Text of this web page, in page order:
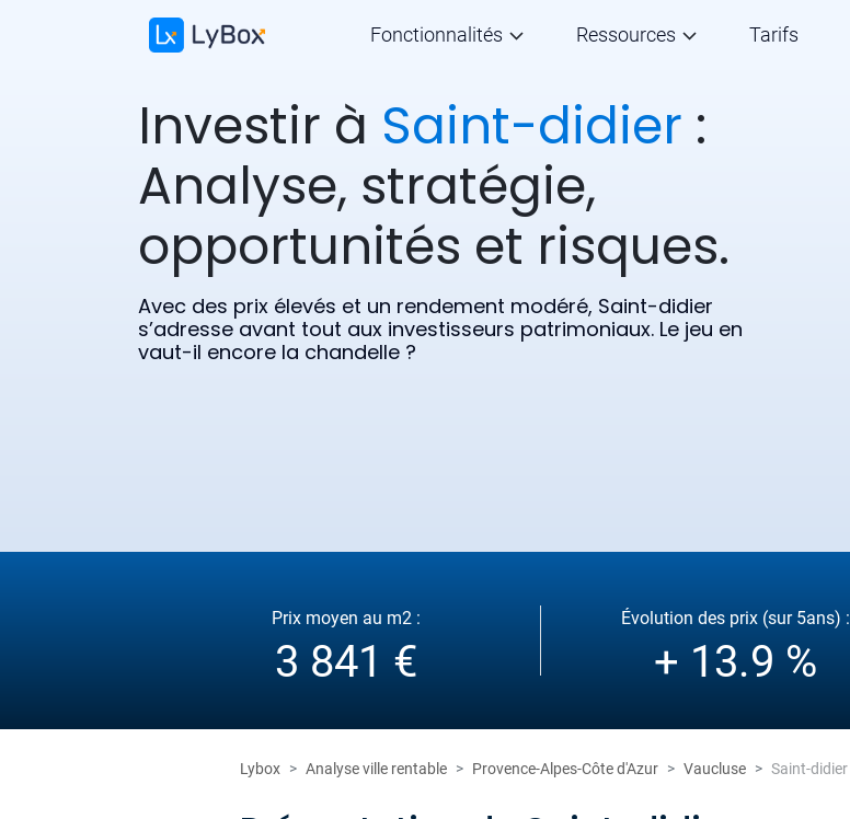
Fonctionnalités Ressources Tarifs
Investir à Saint-didier :
Analyse, stratégie,
opportunités et risques.
Avec des prix élevés et un rendement modéré, Saint-didier
s’adresse avant tout aux investisseurs patrimoniaux. Le jeu en
vaut-il encore la chandelle ?
Prix moyen au m2 :
3 841 €
Évolution des prix (sur 5ans) :
+ 13.9 %
Lybox Analyse ville rentable Provence-Alpes-Côte d'Azur Vaucluse Saint-didier